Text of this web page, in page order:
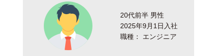
20代前半 男性
2025年9月1日入社
職種： エンジニア